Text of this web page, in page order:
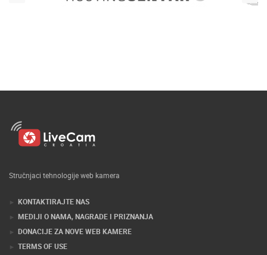
Stručnjaci tehnologije web kamera
KONTAKTIRAJTE NAS
MEDIJI O NAMA, NAGRADE I PRIZNANJA
DONACIJE ZA NOVE WEB KAMERE
TERMS OF USE